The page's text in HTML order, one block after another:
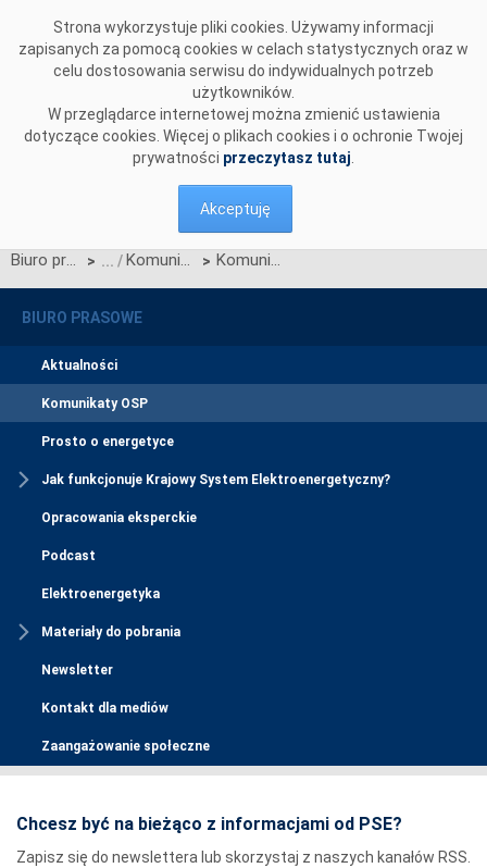
Strona wykorzystuje pliki cookies. Używamy informacji
zapisanych za pomocą cookies w celach statystycznych oraz w
celu dostosowania serwisu do indywidualnych potrzeb
użytkowników.
W przeglądarce internetowej można zmienić ustawienia
dotyczące cookies. Więcej o plikach cookies i o ochronie Twojej
prywatności przeczytasz tutaj
Akceptuję
Biuro prasowe > Komunikaty OSP > Komunikat OSP w sprawie zdolności przesyłowych wymiany międzysystemowej oferowanych w przetargu rocznym na 2006 rok
BIURO PRASOWE
Aktualności
Komunikaty OSP
Prosto o energetyce
Jak funkcjonuje Krajowy System Elektroenergetyczny?
Opracowania eksperckie
Podcast
Elektroenergetyka
Materiały do pobrania
Newsletter
Kontakt dla mediów
Zaangażowanie społeczne
Chcesz być na bieżąco z informacjami od PSE?
Zapisz się do newslettera lub skorzystaj z naszych kanałów RSS.